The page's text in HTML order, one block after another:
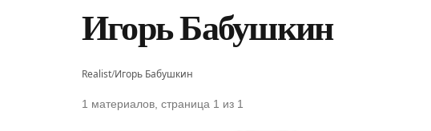
Игорь Бабушкин
Realist/Игорь Бабушкин
1 материалов, страница 1 из 1